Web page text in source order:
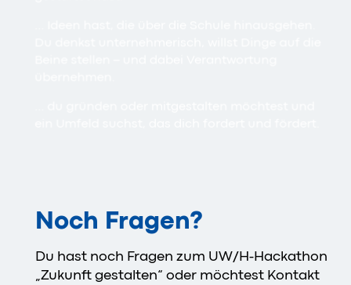
Noch Fragen?
Du hast noch Fragen zum UW/H-Hackathon
„Zukunft gestalten“ oder möchtest Kontakt